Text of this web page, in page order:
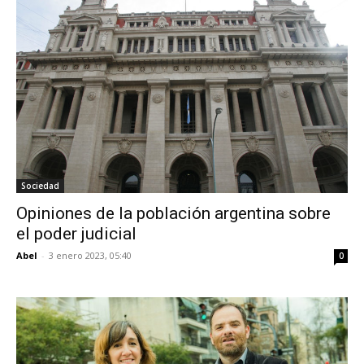
Sociedad
Opiniones de la población argentina sobre
el poder judicial
Abel - 3 enero 2023, 05:40 0